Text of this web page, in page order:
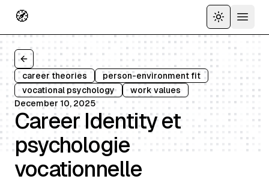
🧭 ToggleOpen
Back to all articles
career theories
person-environment fit
vocational psychology
work values
December 10, 2025
Career Identity et
psychologie
vocationnelle